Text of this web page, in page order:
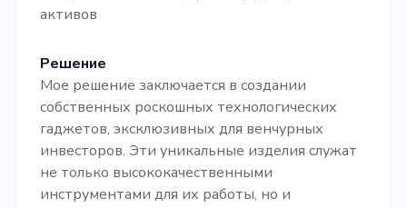
предлагающего
эксклюзивным клиентам
товары высокого статуса.
Борясь с эксклюзивностью
активов
Решение
Мое решение заключается в создании
собственных роскошных технологических
гаджетов, эксклюзивных для венчурных
инвесторов. Эти уникальные изделия служат
не только высококачественными
инструментами для их работы, но и